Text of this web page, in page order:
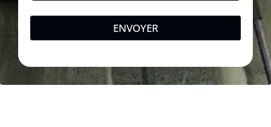
ENVOYER